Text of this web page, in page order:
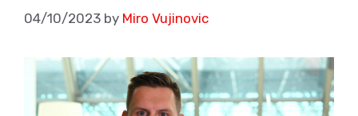
04/10/2023 by Miro Vujinovic